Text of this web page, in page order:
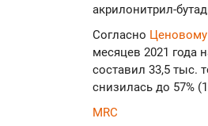
акрилонитрил-
Согласно Ценовому
месяцев 2021 года
составил 33,5 тыс.
снизилась до 57%
MRC